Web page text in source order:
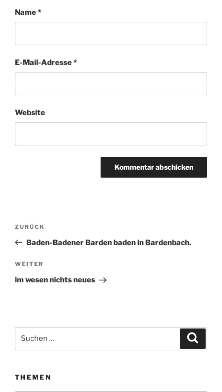
Name*
E-Mail-Adresse*
Website
Beitragsnavigation
Vorheriger
Beitrag
ZURÜCK
Baden-Badener Barden baden in Bardenbach.
Nächster
Beitrag
WEITER
im wesen nichts neues
Suchen
THEMEN